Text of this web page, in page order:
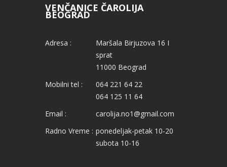
VENČANICE ČAROLIJA
BEOGRAD
Adresa :
Maršala Birjuzova 16 I
sprat
11000 Beograd
Mobilni tel :
064 221 64 22
064 125 11 64
Email :
carolija.no1@gmail.com
Radno Vreme : ponedeljak-petak 10-20
subota 10-16